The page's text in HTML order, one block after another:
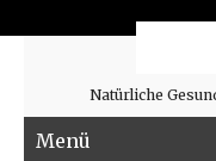
Natürliche
Menü